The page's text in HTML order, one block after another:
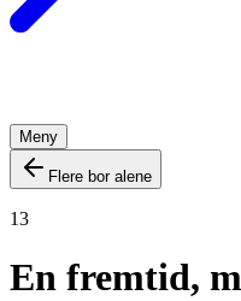
Meny
Flere bor alene
13
En fremtid,